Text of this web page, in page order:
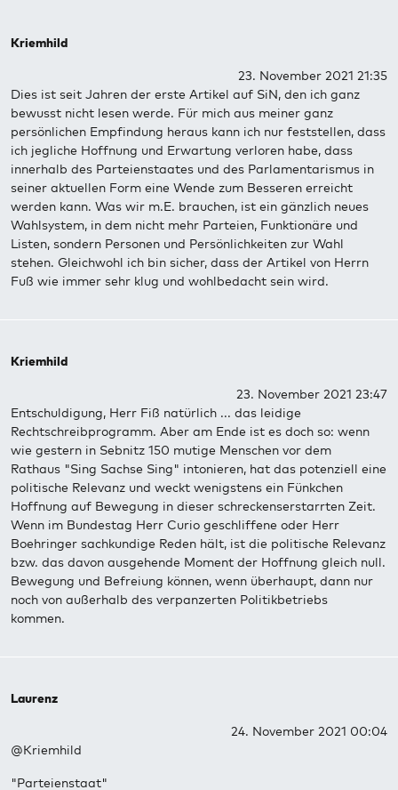
Kriemhild
23. November 2021 21:35
Dies ist seit Jahren der erste Artikel auf SiN, den ich ganz
bewusst nicht lesen werde. Für mich aus meiner ganz
persönlichen Empfindung heraus kann ich nur feststellen, dass
ich jegliche Hoffnung und Erwartung verloren habe, dass
innerhalb des Parteienstaates und des Parlamentarismus in
seiner aktuellen Form eine Wende zum Besseren erreicht
werden kann. Was wir m.E. brauchen, ist ein gänzlich neues
Wahlsystem, in dem nicht mehr Parteien, Funktionäre und
Listen, sondern Personen und Persönlichkeiten zur Wahl
stehen. Gleichwohl ich bin sicher, dass der Artikel von Herrn
Fuß wie immer sehr klug und wohlbedacht sein wird.
Kriemhild
23. November 2021 23:47
Entschuldigung, Herr Fiß natürlich ... das leidige
Rechtschreibprogramm. Aber am Ende ist es doch so: wenn
wie gestern in Sebnitz 150 mutige Menschen vor dem
Rathaus "Sing Sachse Sing" intonieren, hat das potenziell eine
politische Relevanz und weckt wenigstens ein Fünkchen
Hoffnung auf Bewegung in dieser schreckenserstarrten Zeit.
Wenn im Bundestag Herr Curio geschliffene oder Herr
Boehringer sachkundige Reden hält, ist die politische Relevanz
bzw. das davon ausgehende Moment der Hoffnung gleich null.
Bewegung und Befreiung können, wenn überhaupt, dann nur
noch von außerhalb des verpanzerten Politikbetriebs
kommen.
Laurenz
24. November 2021 00:04
@Kriemhild
"Parteienstaat"